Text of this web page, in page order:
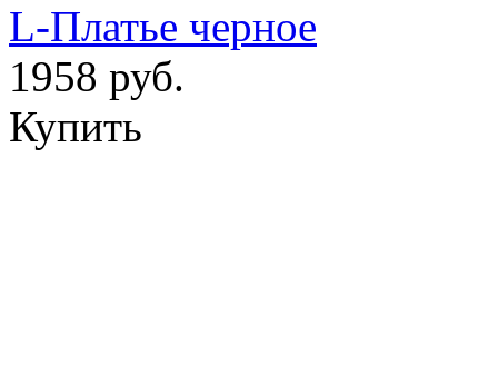
L-Платье черное
1958 руб.
Купить